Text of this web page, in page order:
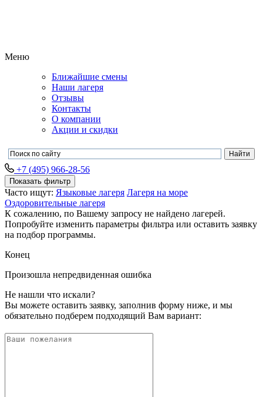
Меню
Ближайшие смены
Наши лагеря
Отзывы
Контакты
О компании
Акции и скидки
+7 (495) 966-28-56
Показать фильтр
Часто ищут: Языковые лагеря Лагеря на море
Оздоровительные лагеря
К сожалению, по Вашему запросу не найдено лагерей.
Попробуйте изменить параметры фильтра или оставить заявку
на подбор программы.
Конец
Произошла непредвиденная ошибка
Не нашли что искали?
Вы можете оставить заявку, заполнив форму ниже, и мы
обязательно подберем подходящий Вам вариант: